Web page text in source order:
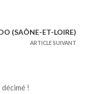
(SAÔNE-ET-LOIRE)
ARTICLE SUIVANT